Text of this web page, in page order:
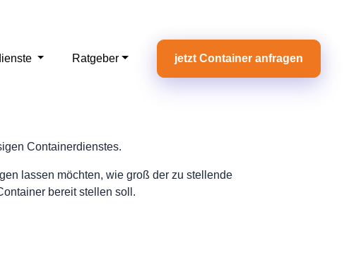
Ratgeber jetzt Container anfragen
Containerdienstes.
lassen möchten, wie groß der zu stellende
bereit stellen soll.